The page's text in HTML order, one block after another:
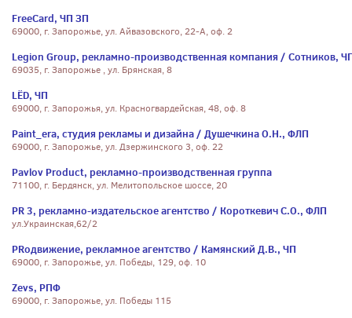
FreeCard, ЧП ЗП
69000, г. Запорожье, ул. Айвазовского, 22-А, оф. 2
Legion Group, рекламно-производственная компания / Сотников,
69035, г. Запорожье , ул. Брянская, 8
LЁD, ЧП
69000, г. Запорожья, ул. Красногвардейская, 48, оф. 8
Paint_era, студия рекламы и дизайна / Душечкина О.Н., ФЛП
69000, г. Запорожье, ул. Дзержинского 3, оф. 22
Pavlov Product, рекламно-производственная группа
71100, г. Бердянск, ул. Мелитопольское шоссе, 20
PR 3, рекламно-издательское агентство / Короткевич С.О., ФЛП
ул.Украинская,62/2
PRодвижение, рекламное агентство / Камянский Д.В., ЧП
69000, г. Запорожье, ул. Победы, 129, оф. 10
Zevs, РПФ
69000, г. Запорожье, ул. Победы 115